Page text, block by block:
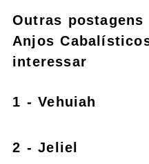
Outras
Anjos
interessar
1 - Vehuiah
2 - Jeliel